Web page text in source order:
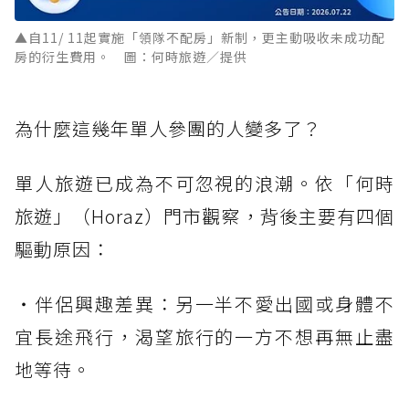
▲自11/ 11起實施「領隊不配房」新制，更主動吸收未成功配
房的衍生費用。 圖：何時旅遊／提供
為什麼這幾年單人參團的人變多了？
單人旅遊已成為不可忽視的浪潮。依「何時
旅遊」（Horaz）門市觀察，背後主要有四個
驅動原因：
・伴侶興趣差異：另一半不愛出國或身體不
宜長途飛行，渴望旅行的一方不想再無止盡
地等待。